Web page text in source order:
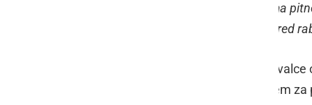
načrtovanju in zagotavljanju odvzema
prebivalstva s pitno vodo prednost pred
V skladu z zapisanim zato vse
za nenujne namene in sicer predvsem